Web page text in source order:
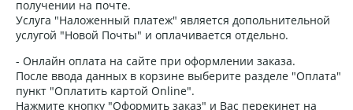
получении на почте.
Услуга "Наложенный платеж" является допольнительной
услугой "Новой Почты" и оплачивается отдельно.
- Онлайн оплата на сайте при оформлении заказа.
После ввода данных в корзине выберите разделе "Оплата"
пункт "Оплатить картой Online".
Нажмите кнопку "Оформить заказ" и Вас перекинет на